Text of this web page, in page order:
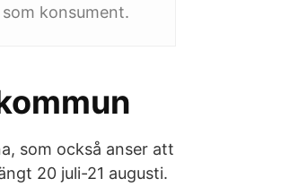
konsument.
som också anser att
20 juli-21 augusti.